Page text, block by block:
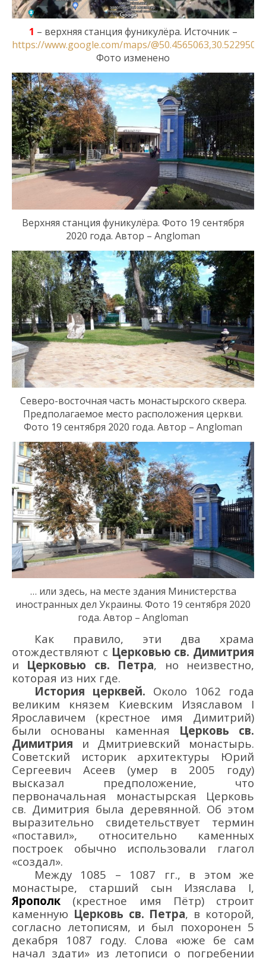
1 – верхняя станция фуникулёра. Источник –
https://www.google.com/maps/
Фото изменено
Верхняя станция фуникулёра. Фото 19 сентября
2020 года. Автор – Angloman
Северо-восточная часть монастырского сквера.
Предполагаемое место расположения церкви.
Фото 19 сентября 2020 года. Автор – Angloman
… или здесь, на месте здания Министерства
иностранных дел Украины. Фото 19 сентября 2020
года. Автор – Angloman
Как правило, эти два храма
отождествляют с Церковью св. Димитрия
и Церковью св. Петра, но неизвестно,
которая из них где.
История церквей. Около 1062 года
великим князем Киевским Изяславом I
Ярославичем (крестное имя Димитрий)
были основаны каменная Церковь св.
Димитрия и Дмитриевский монастырь.
Советский историк архитектуры Юрий
Сергеевич Асеев (умер в 2005 году)
высказал предположение, что
первоначальная монастырская Церковь
св. Димитрия была деревянной. Об этом
выразительно свидетельствует термин
«поставил», относительно каменных
построек обычно использовали глагол
«создал».
Между 1085 – 1087 гг., в этом же
монастыре, старший сын Изяслава I,
Ярополк (крестное имя Пётр) строит
каменную Церковь св. Петра, в которой,
согласно летописям, и был похоронен 5
декабря 1087 году. Слова «юже бе сам
начал здати» из летописи о погребении